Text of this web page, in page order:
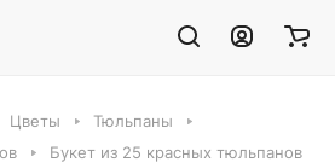
Цветы
Тюльпаны
Букет из 25 красных тюльпанов